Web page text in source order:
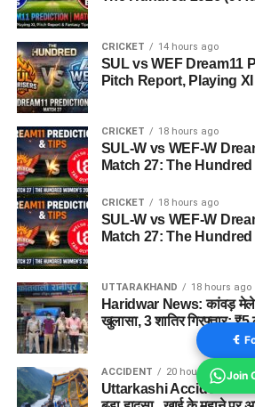
CRICKET 14 hours ago
SUL vs WEF Dream11
Pitch Report, Playing
CRICKET 18 hours ago
SUL-W vs WEF-W
Match 27: The
CRICKET 18 hours ago
SUL-W vs WEF-W
Match 27: The
UTTARAKHAND 18 hours ago
Haridwar News: कांवड़ मेले
खुलासा, 3 शातिर गिरफ्तार;
ACCIDENT 20 hours ago
Uttarkashi Accident News
Join